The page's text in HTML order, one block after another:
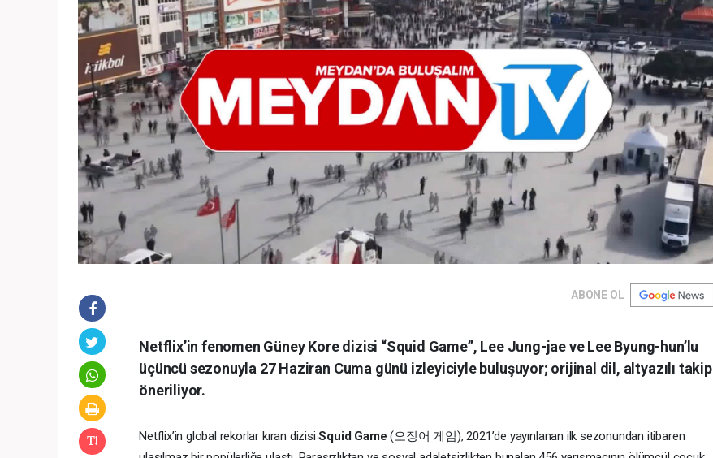
ABONE OL
Netflix’in fenomen Güney Kore dizisi “Squid Game”, Lee Jung-jae ve Lee Byung-hun’lu
üçüncü sezonuyla 27 Haziran Cuma günü izleyiciyle buluşuyor; orijinal dil, altyazılı takip
öneriliyor.
Netflix’in global rekorlar kıran dizisiSquid Game (오징어 게임), 2021’de yayınlanan ilk sezonundan itibaren